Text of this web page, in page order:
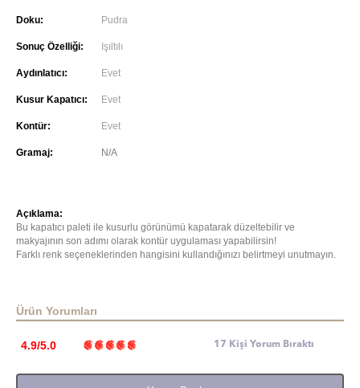
Doku: Pudra
Sonuç Özelliği: Işıltılı
Aydınlatıcı: Evet
Kusur Kapatıcı: Evet
Kontür: Evet
Gramaj: N/A
Açıklama:
Bu kapatıcı paleti ile kusurlu görünümü kapatarak düzeltebilir ve
makyajının son adımı olarak kontür uygulaması yapabilirsin!
Farklı renk seçeneklerinden hangisini kullandığınızı belirtmeyi unutmayın.
Ürün Yorumları
4.9/5.0 17 Kişi Yorum Bıraktı